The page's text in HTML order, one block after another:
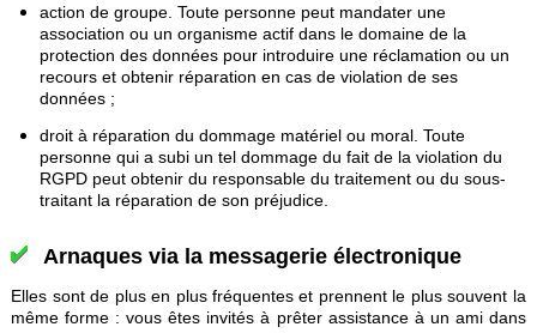
action de groupe. Toute personne peut mandater une
association ou un organisme actif dans le domaine de la
protection des données pour introduire une réclamation ou un
recours et obtenir réparation en cas de violation de ses
données ;
droit à réparation du dommage matériel ou moral. Toute
personne qui a subi un tel dommage du fait de la violation du
RGPD peut obtenir du responsable du traitement ou du sous-
traitant la réparation de son préjudice.
Arnaques via la messagerie électronique
Elles sont de plus en plus fréquentes et prennent le plus souvent la
même forme : vous êtes invités à prêter assistance à un ami dans